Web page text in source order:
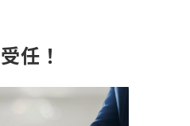
任！